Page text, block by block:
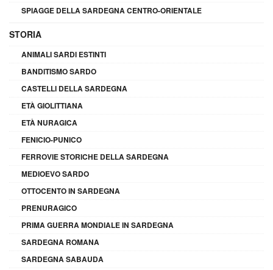
SPIAGGE DELLA SARDEGNA CENTRO-ORIENTALE
STORIA
ANIMALI SARDI ESTINTI
BANDITISMO SARDO
CASTELLI DELLA SARDEGNA
ETÀ GIOLITTIANA
ETÀ NURAGICA
FENICIO-PUNICO
FERROVIE STORICHE DELLA SARDEGNA
MEDIOEVO SARDO
OTTOCENTO IN SARDEGNA
PRENURAGICO
PRIMA GUERRA MONDIALE IN SARDEGNA
SARDEGNA ROMANA
SARDEGNA SABAUDA